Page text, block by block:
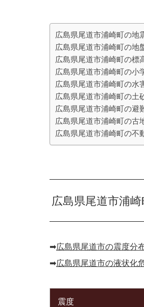
広島県尾道市浦崎町の地
広島県尾道市浦崎町の地
広島県尾道市浦崎町の標
広島県尾道市浦崎町の小
広島県尾道市浦崎町の水
広島県尾道市浦崎町の土
広島県尾道市浦崎町の避
広島県尾道市浦崎町の古
広島県尾道市浦崎町の不
広島県尾道市浦
➡︎広島県尾道市の震度分
➡︎広島県尾道市の液状化
震度